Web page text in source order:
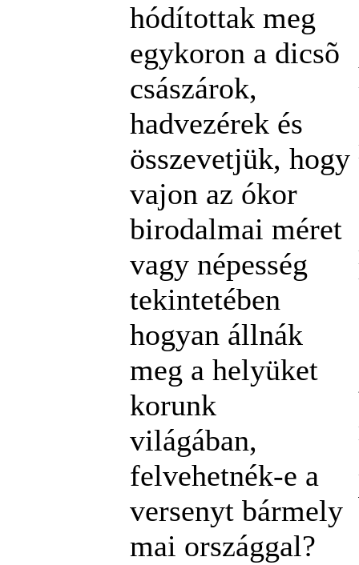
hódítottak meg
egykoron a dicsõ
császárok,
hadvezérek és
összevetjük, hogy
vajon az ókor
birodalmai méret
vagy népesség
tekintetében
hogyan állnák
meg a helyüket
korunk
világában,
felvehetnék-e a
versenyt bármely
mai országgal?